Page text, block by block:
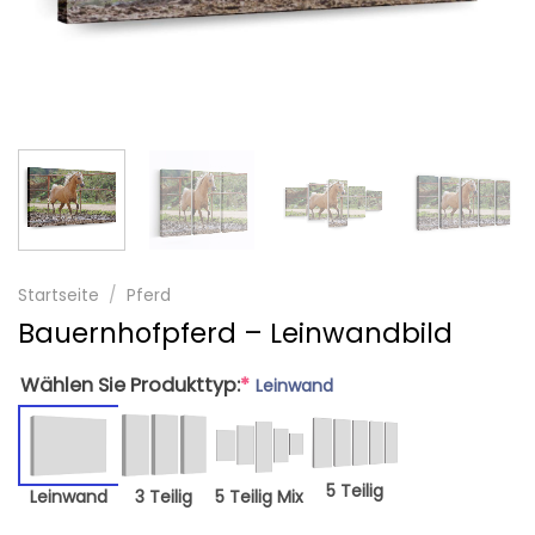
Startseite / Pferd
Bauernhofpferd – Leinwandbild
Wählen Sie Produkttyp:* Leinwand
Leinwand 3 Teilig 5 Teilig Mix 5 Teilig